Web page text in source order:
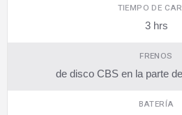
TIEMPO DE
3 hrs
FRENOS
de disco CBS en la parte
BATERÍA